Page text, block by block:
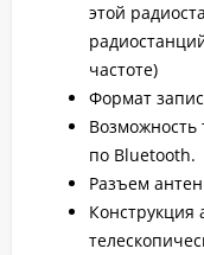
этой
частоте)
Формат
Возможность
по Bluetooth.
Разъем
Конструкция